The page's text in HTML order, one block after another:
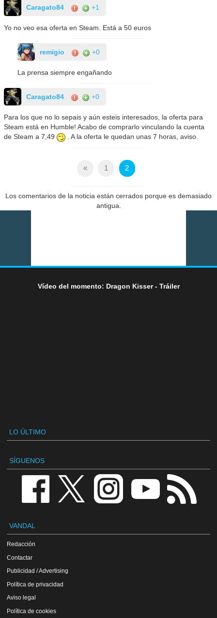
Caragato84 +1
Yo no veo esa oferta en Steam. Está a 50 euros
remigio +0
La prensa siempre engañando
Caragato84 +0
Para los que no lo sepais y aún esteis interesados, la oferta para
Steam está en Humble! Acabo de comprarlo vinculando la cuenta
de Steam a 7,49
. A la oferta le quedan unas 7 horas, aviso.
« 1 2
Los comentarios de la noticia están cerrados porque es demasiado
antigua.
Vídeo del momento: Dragon Kisser - Tráiler
LO ÚLTIMO
SÍGUENOS
VANDAL
Redacción
Contactar
Publicidad / Advertising
Política de privacidad
Aviso legal
Política de cookies